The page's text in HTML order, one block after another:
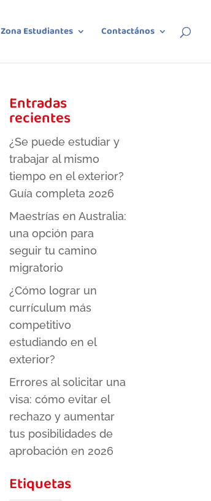
Zona Estudiantes Contactános
Entradas
recientes
¿Se puede estudiar y
trabajar al mismo
tiempo en el exterior?
Guía completa 2026
Maestrías en Australia:
una opción para
seguir tu camino
migratorio
¿Cómo lograr un
currículum más
competitivo
estudiando en el
exterior?
Errores al solicitar una
visa: cómo evitar el
rechazo y aumentar
tus posibilidades de
aprobación en 2026
Etiquetas